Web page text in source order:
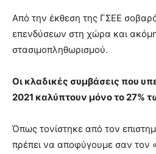
hd
Από την έκθεση της ΓΣΕΕ
επενδύσεων στη χώρα και
στασιμοπληθωρισμού.
Οι κλαδικές συμβάσεις που
2021 καλύπτουν μόνο το 27%
Όπως τονίστηκε από τον
πρέπει να αποφύγουμε σαν τον